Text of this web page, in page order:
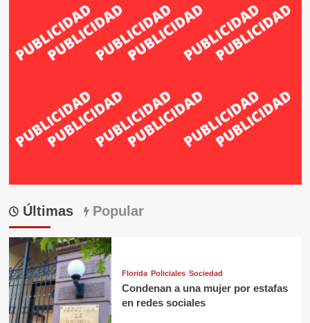
Últimas Popular
Florida Policiales Sociedad
Condenan a una mujer por estafas
en redes sociales